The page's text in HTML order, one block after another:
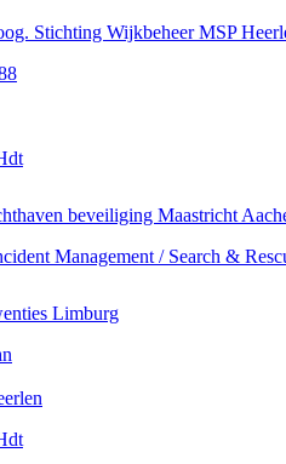
Stichting Wijkbeheer MSP
beveiliging Maastricht
Management / Search &
Limburg